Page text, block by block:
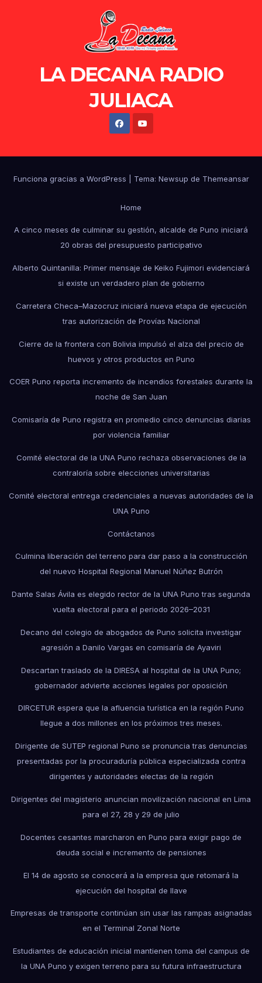
LA DECANA RADIO
JULIACA
Funciona gracias a WordPress Tema: Newsup de Themeansar
Home
A cinco meses de culminar su gestión, alcalde de Puno iniciará
20 obras del presupuesto participativo
Alberto Quintanilla: Primer mensaje de Keiko Fujimori evidenciará
si existe un verdadero plan de gobierno
Carretera Checa–Mazocruz iniciará nueva etapa de ejecución
tras autorización de Provías Nacional
Cierre de la frontera con Bolivia impulsó el alza del precio de
huevos y otros productos en Puno
COER Puno reporta incremento de incendios forestales durante la
noche de San Juan
Comisaría de Puno registra en promedio cinco denuncias diarias
por violencia familiar
Comité electoral de la UNA Puno rechaza observaciones de la
contraloría sobre elecciones universitarias
Comité electoral entrega credenciales a nuevas autoridades de la
UNA Puno
Contáctanos
Culmina liberación del terreno para dar paso a la construcción
del nuevo Hospital Regional Manuel Núñez Butrón
Dante Salas Ávila es elegido rector de la UNA Puno tras segunda
vuelta electoral para el periodo 2026–2031
Decano del colegio de abogados de Puno solicita investigar
agresión a Danilo Vargas en comisaría de Ayaviri
Descartan traslado de la DIRESA al hospital de la UNA Puno;
gobernador advierte acciones legales por oposición
DIRCETUR espera que la afluencia turística en la región Puno
llegue a dos millones en los próximos tres meses.
Dirigente de SUTEP regional Puno se pronuncia tras denuncias
presentadas por la procuraduría pública especializada contra
dirigentes y autoridades electas de la región
Dirigentes del magisterio anuncian movilización nacional en Lima
para el 27, 28 y 29 de julio
Docentes cesantes marcharon en Puno para exigir pago de
deuda social e incremento de pensiones
El 14 de agosto se conocerá a la empresa que retomará la
ejecución del hospital de Ilave
Empresas de transporte continúan sin usar las rampas asignadas
en el Terminal Zonal Norte
Estudiantes de educación inicial mantienen toma del campus de
la UNA Puno y exigen terreno para su futura infraestructura